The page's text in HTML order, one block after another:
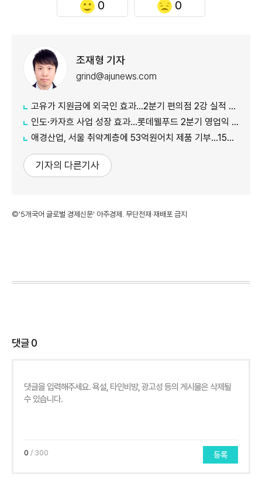
0 0
조재형 기자
grind@ajunews.com
고유가 지원금에 외국인 효과…2분기 편의점 2강 실적 날았다
인도·카자흐 사업 성장 효과…롯데웰푸드 2분기 영업익 89%↑
애경산업, 서울 취약계층에 53억원어치 제품 기부…15년째 나눔
기자의 다른기사
©'5개국어 글로벌 경제신문' 아주경제. 무단전재·재배포 금지
댓글0
0 / 300 등록